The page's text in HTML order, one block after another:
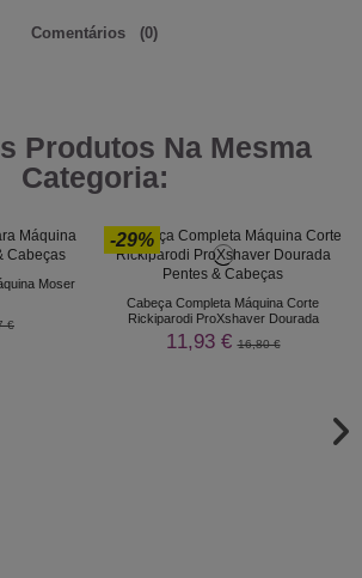
Comentários (0)
Produtos Na Mesma
Categoria:
Moser
€
-29%
Cabeça Completa Máquina Corte
Rickiparodi ProXshaver Dourada
11,93 €16,80 €